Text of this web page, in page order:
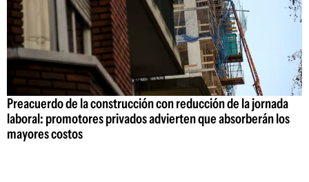
Preacuerdo de la construcción con reducción de la jornada
laboral: promotores privados advierten que absorberán los
mayores costos